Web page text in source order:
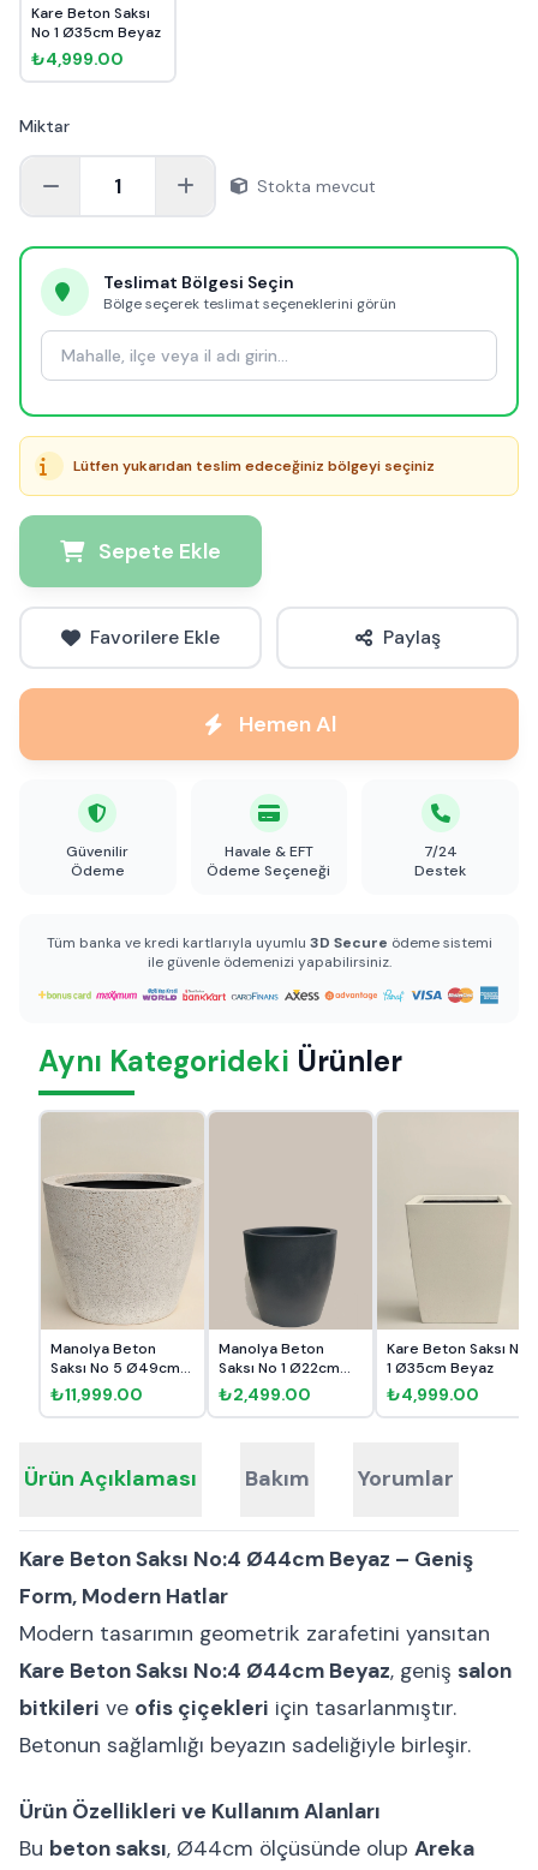
Kare Beton Saksı
No 1 Ø35cm Beyaz
₺4,999.00
Miktar
1 Stokta mevcut
Teslimat Bölgesi Seçin
Bölge seçerek teslimat seçeneklerini görün
Lütfen yukarıdan teslim edeceğiniz bölgeyi seçiniz
Sepete Ekle
Favorilere Ekle Paylaş
Hemen Al
Güvenilir
Ödeme
Havale & EFT
Ödeme Seçeneği
7/24
Destek
Tüm banka ve kredi kartlarıyla uyumlu 3D Secure ödeme sistemi
ile güvenle ödemenizi yapabilirsiniz.
Aynı Kategorideki Ürünler
Manolya Beton
Saksı No 5 Ø49cm
Kırçıllı
₺11,999.00
Manolya Beton
Saksı No 1 Ø22cm
Antrasit
₺2,499.00
Kare Beton Saksı No
1 Ø35cm Beyaz
₺4,999.00
Ürün Açıklaması Bakım Yorumlar
Kare Beton Saksı No:4 Ø44cm Beyaz – Geniş
Form, Modern Hatlar
Modern tasarımın geometrik zarafetini yansıtan
Kare Beton Saksı No:4 Ø44cm Beyaz, geniş salon
bitkileri ve ofis çiçekleri için tasarlanmıştır.
Betonun sağlamlığı beyazın sadeliğiyle birleşir.
Ürün Özellikleri ve Kullanım Alanları
Bu beton saksı, Ø44cm ölçüsünde olup Areka